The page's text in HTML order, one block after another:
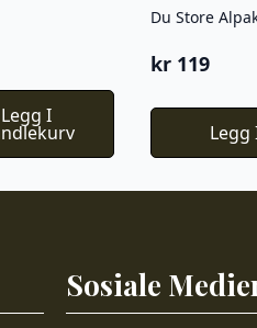
Legg I
Du Store
kr 119
Legg
Sosiale